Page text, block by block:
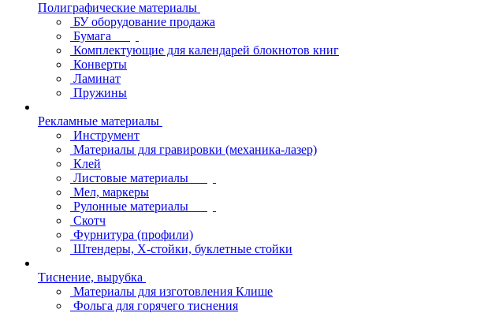
Полиграфические материалы
БУ оборудование продажа
Бумага
Комплектующие для календарей блокнотов книг
Конверты
Ламинат
Пружины
Рекламные материалы
Инструмент
Материалы для гравировки (механика-лазер)
Клей
Листовые материалы
Мел, маркеры
Рулонные материалы
Скотч
Фурнитура (профили)
Штендеры, Х-стойки, буклетные стойки
Тиснение, вырубка
Материалы для изготовления Клише
Фольга для горячего тиснения